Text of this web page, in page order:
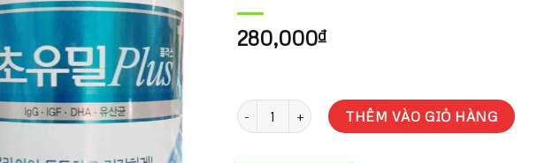
280,000₫
Sữa Non ILDONG Số 1 Hộp 100 thanh - 100g số lượng
THÊM VÀO GIỎ HÀNG